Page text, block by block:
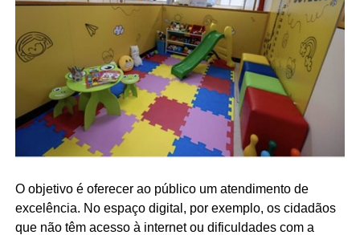
O objetivo é oferecer ao público um atendimento de
excelência. No espaço digital, por exemplo, os cidadãos
que não têm acesso à internet ou dificuldades com a